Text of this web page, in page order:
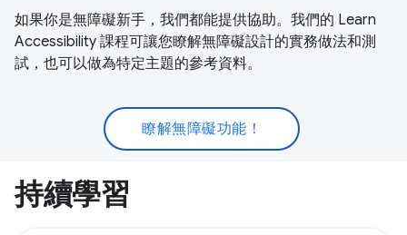
如果你是無障礙新手，我們都能提供協助。我們的 Learn
Accessibility 課程可讓您瞭解無障礙設計的實務做法和測
試，也可以做為特定主題的參考資料。
瞭解無障礙功能！
持續學習